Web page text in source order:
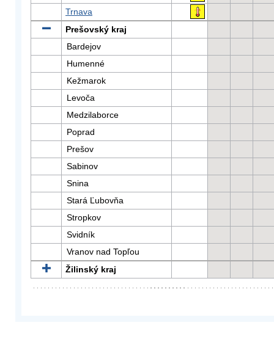
Trnava
Prešovský kraj
Bardejov
Humenné
Kežmarok
Levoča
Medzilaborce
Poprad
Prešov
Sabinov
Snina
Stará Ľubovňa
Stropkov
Svidník
Vranov nad Topľou
Žilinský kraj